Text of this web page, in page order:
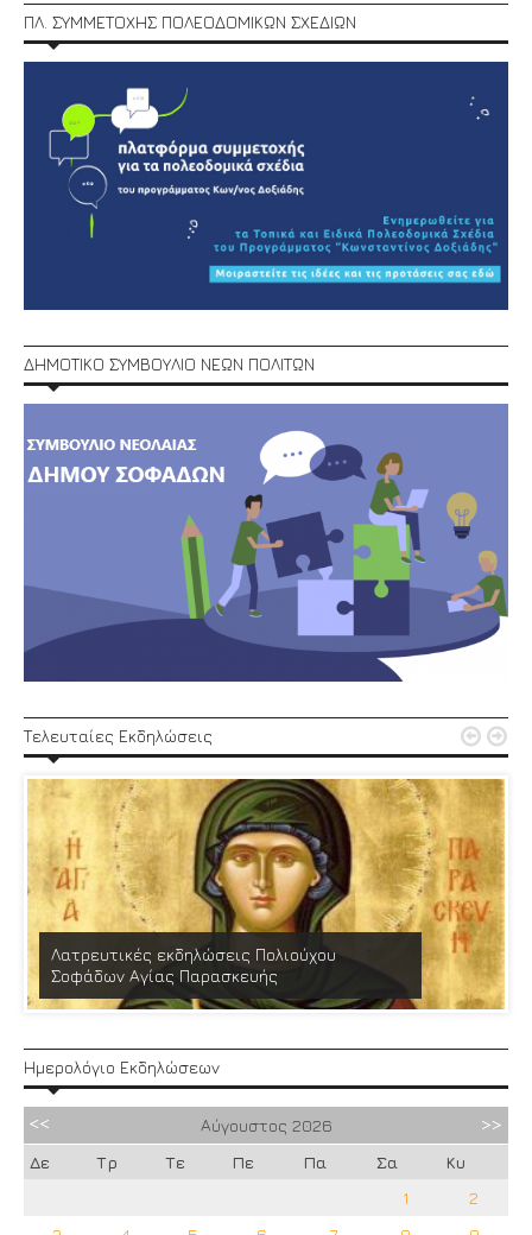
ΠΛ. ΣΥΜΜΕΤΟΧΗΣ ΠΟΛΕΟΔΟΜΙΚΩΝ ΣΧΕΔΙΩΝ
ΔΗΜΟΤΙΚΟ ΣΥΜΒΟΥΛΙΟ ΝΕΩΝ ΠΟΛΙΤΩΝ
Τελευταίες Εκδηλώσεις
Λατρευτικές εκδηλώσεις Πολιούχου
Σοφάδων Αγίας Παρασκευής
 
Ημερολόγιο Εκδηλώσεων
Αύγουστος 2026
Δε
Τρ Τε Πε Πα Σα
Κυ
1
2